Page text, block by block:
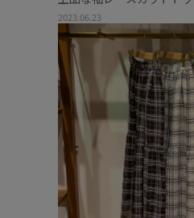
2023.06.23